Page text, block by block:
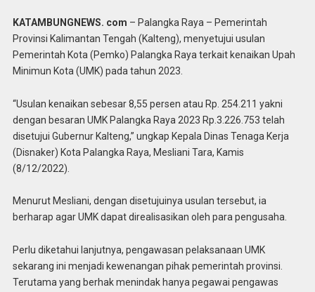
KATAMBUNGNEWS. com – Palangka Raya – Pemerintah
Provinsi Kalimantan Tengah (Kalteng), menyetujui usulan
Pemerintah Kota (Pemko) Palangka Raya terkait kenaikan Upah
Minimun Kota (UMK) pada tahun 2023.
“Usulan kenaikan sebesar 8,55 persen atau Rp. 254.211 yakni
dengan besaran UMK Palangka Raya 2023 Rp.3.226.753 telah
disetujui Gubernur Kalteng,” ungkap Kepala Dinas Tenaga Kerja
(Disnaker) Kota Palangka Raya, Mesliani Tara, Kamis
(8/12/2022).
Menurut Mesliani, dengan disetujuinya usulan tersebut, ia
berharap agar UMK dapat direalisasikan oleh para pengusaha.
Perlu diketahui lanjutnya, pengawasan pelaksanaan UMK
sekarang ini menjadi kewenangan pihak pemerintah provinsi.
Terutama yang berhak menindak hanya pegawai pengawas